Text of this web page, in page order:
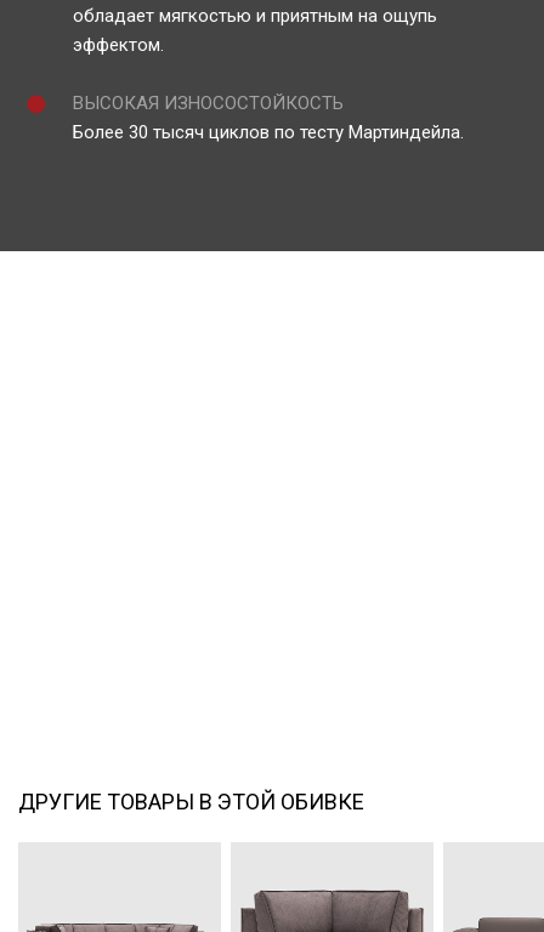
обладает мягкостью и приятным на ощупь
эффектом.
ВЫСОКАЯ ИЗНОСОСТОЙКОСТЬ
Более 30 тысяч циклов по тесту Мартиндейла.
ДРУГИЕ ТОВАРЫ В ЭТОЙ ОБИВКЕ